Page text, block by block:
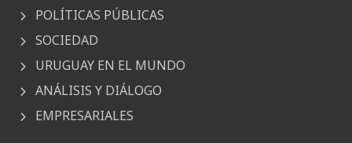
POLÍTICAS PÚBLICAS
SOCIEDAD
URUGUAY EN EL MUNDO
ANÁLISIS Y DIÁLOGO
EMPRESARIALES